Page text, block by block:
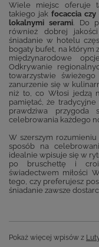
Wiele miejsc oferuje
takiego jak focaccia
lokalnymi serami. Do
również dobrej jakości
śniadanie w hotelu
bogaty bufet, na którym
międzynarodowe
Odkrywanie
towarzystwie
zanurzenie się w
niż to, co Włosi jedzą
pamiętać, że
prawdziwa przygoda
celebrowania każdego
W szerszym
sposób na
idealnie wpisuje się w
po bruschettę i
świadectwem miłości
tego, czy preferujesz
śniadanie zawsze
Pokaż więcej wpisów z